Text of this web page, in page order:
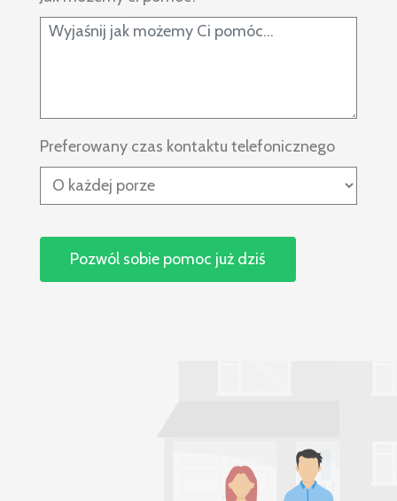
Preferowany czas kontaktu telefonicznego